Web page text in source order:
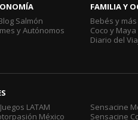
Salmón
y Autónomos
FAMILIA Y
Bebés y más
Coco y Maya
Diario del
LATAM
México
Sensacine
Sensacine